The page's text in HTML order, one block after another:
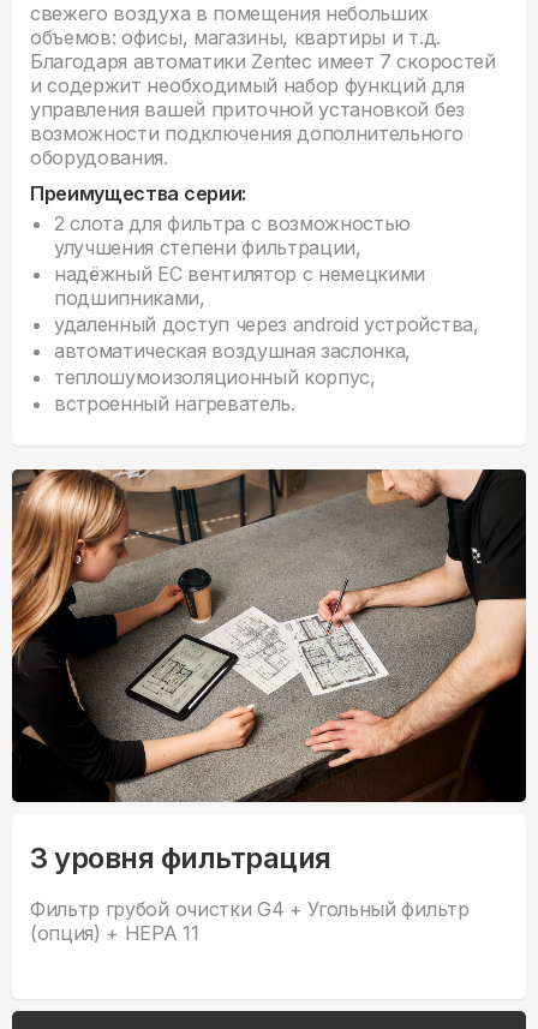
свежего воздуха в помещения небольших
объемов: офисы, магазины, квартиры и т.д.
Благодаря автоматики Zentec имеет 7 скоростей
и содержит необходимый набор функций для
управления вашей приточной установкой без
возможности подключения дополнительного
оборудования.
Преимущества серии:
2 слота для фильтра с возможностью
улучшения степени фильтрации,
надёжный ЕС вентилятор с немецкими
подшипниками,
удаленный доступ через android устройства,
автоматическая воздушная заслонка,
теплошумоизоляционный корпус,
встроенный нагреватель.
3 уровня фильтрация
Фильтр грубой очистки G4 + Угольный фильтр
(опция) + HEPA 11